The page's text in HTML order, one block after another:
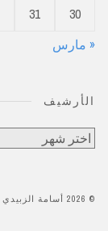
30
31
« مارس
الأرشيف
الأرشيف
© 2026 أسامة الزبيدي